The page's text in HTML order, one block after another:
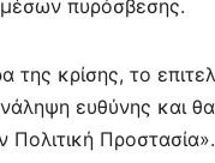
ε
πυρόσβεσης.
κρίσης, το
ευθύνης και θα
Πολιτική Προστασία».